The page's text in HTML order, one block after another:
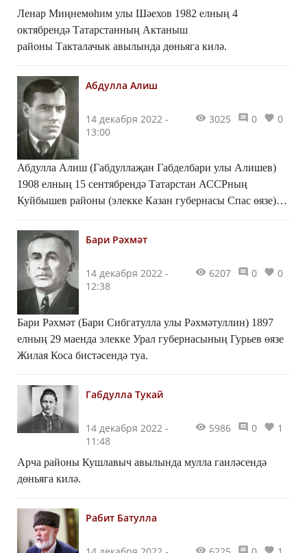
Ленар Миңнемөһим улы Шәехов 1982 елның 4
октябрендә Татарстанның Актаныш
районы Такталачык авылында дөньяга килә.
Абдулла Алиш
14 декабря 2022 -
13:00
3025 0 0
Абдулла Алиш (Габдуллаҗан Габделбари улы Алишев)
1908 елның 15 сентябрендә Татарстан АССРның
Куйбышев районы (элекке Казан губернасы Спас өязе)
туа.Абдулла...
Бари Рәхмәт
14 декабря 2022 -
12:38
6207 0 0
Бари Рәхмәт (Бари Сибгатулла улы Рәхмәтуллин) 1897
елның 29 маенда элекке Урал губернасының Гурьев өязе
Жилая Коса бистәсендә туа.
Габдулла Тукай
14 декабря 2022 -
11:48
5986 0 1
Арча районы Кушлавыч авылында мулла гаиләсендә
дөньяга килә.
Рабит Батулла